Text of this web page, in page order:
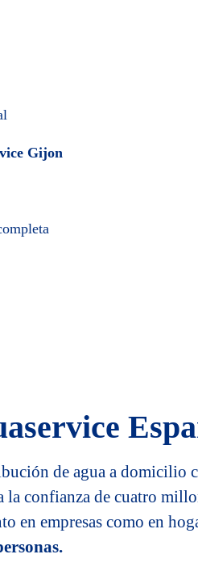
Gijon
de agua a domicilio
la confianza de cuatro
en empresas como en